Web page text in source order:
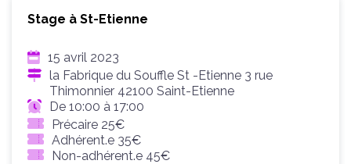
Stage à St-Etienne
15 avril 2023
la Fabrique du Souffle St -Etienne 3 rue
Thimonnier 42100 Saint-Etienne
De 10:00 à 17:00
Précaire 25€
Adhérent.e 35€
Non-adhérent.e 45€